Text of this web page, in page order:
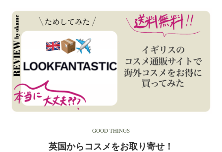
GOOD THINGS
英国からコスメをお取り寄せ！